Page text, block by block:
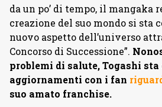
da un po’ di tempo, il mangaka
creazione del suo mondo si sta
nuovo aspetto dell’universo
Concorso di Successione”.
problemi di salute, Togashi
aggiornamenti con i fan
suo amato franchise.